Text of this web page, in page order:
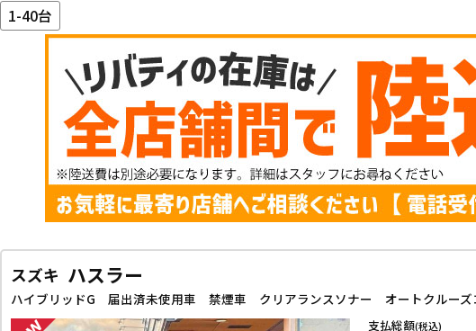
1-40台
スズキ ハスラー
支払総額(税込)